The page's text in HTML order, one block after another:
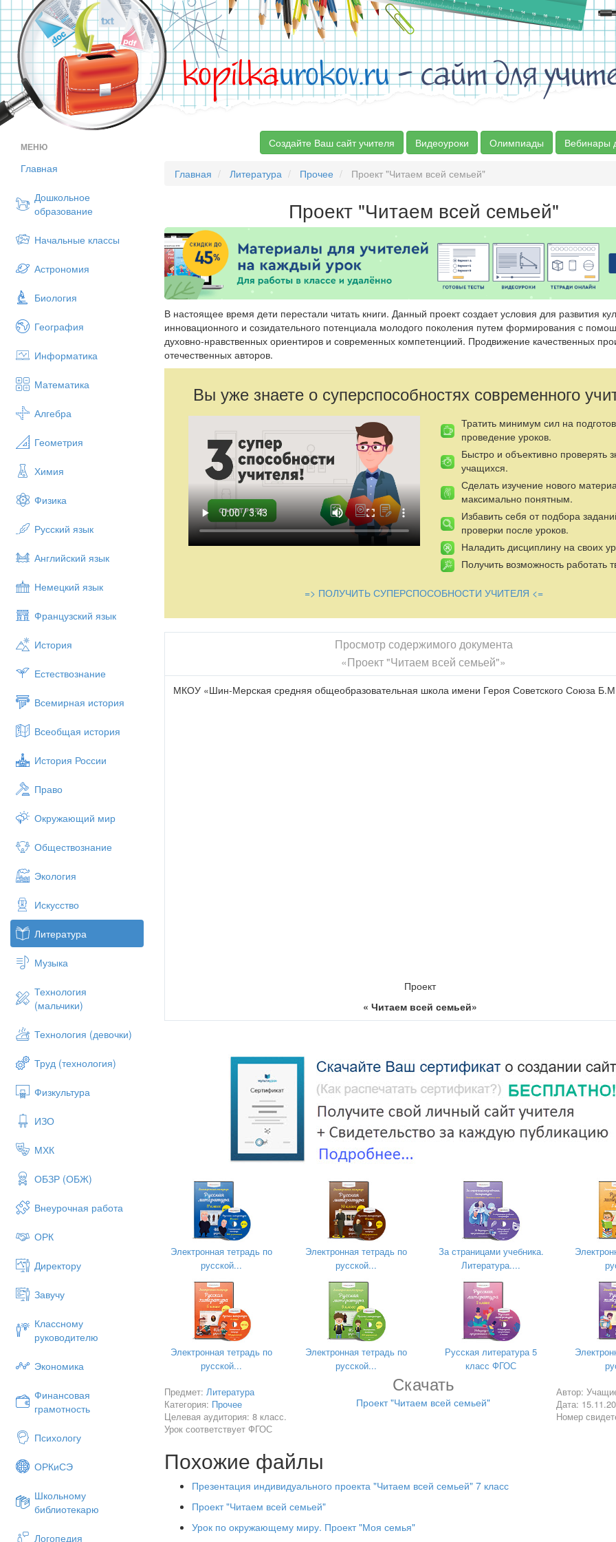
kopilkaurokov.ru- сайт для
МЕНЮ
Главная
Дошкольное
образование
Начальные классы
Астрономия
Биология
География
Информатика
Математика
Алгебра
Геометрия
Химия
Физика
Русский язык
Английский язык
Немецкий язык
Французский язык
История
Естествознание
Всемирная история
Всеобщая история
История России
Право
Окружающий мир
Обществознание
Экология
Искусство
Литература
Музыка
Технология
(мальчики)
Технология (девочки)
Труд (технология)
Физкультура
ИЗО
МХК
ОБЗР (ОБЖ)
Внеурочная работа
ОРК
Директору
Завучу
Классному
руководителю
Экономика
Финансовая
грамотность
Психологу
ОРКиСЭ
Школьному
библиотекарю
Логопедия
Создайте Ваш сайт учителя Видеоуроки Олимпиады Вебинары
Главная Литература Прочее Проект "Читаем всей семьей"
Проект "Читаем всей семьей"
В настоящее время дети перестали читать книги. Данный проект создает условия для развития
инновационного и созидательного потенциала молодого поколения путем формирования с
духовно-нравственных ориентиров и современных компетенциий. Продвижение качественных
отечественных авторов.
Вы уже знаете о суперспособностях современного
Тратить минимум сил на
проведение уроков.
Быстро и объективно проверять
учащихся.
Сделать изучение нового
максимально понятным.
Избавить себя от подбора
проверки после уроков.
Наладить дисциплину на своих
Получить возможность работать
=> ПОЛУЧИТЬ СУПЕРСПОСОБНОСТИ УЧИТЕЛЯ <=
Просмотр содержимого документа
«Проект "Читаем всей семьей"»
МКОУ «Шин-Мерская средняя общеобразовательная школа имени Героя Советского Союза
Проект
« Читаем всей семьей»
«Человек, любящий и умеющий читать- счастливый человек. Он окружен множеством
добрых и верных друзей.
Друзья эти – книги».
Автор проекта: Учащиеся 8 класса
Руководитель: Назарова А.Э.
масштаба, как и сама письменность, литература, живопись, музыка и театр.
является стратегией жизни мыслящего человека, а с другой стороны, это творческий процесс,
немалых затрат энергии для того, чтобы воспринять, понять и переработать любой текст.
чтению как процессу и стратегии необходимо обучать, ибо без этого невозможно получить
образование, сформироваться как личность в духовном и интеллектуальном плане. Книга
мир интеллектуальных и духовных ценностей, является средством гармонизации,
Электронная тетрадь по
русской...
Электронная тетрадь по
русской...
За страницами учебника.
Литература....
Электронная тетрадь по
русской...
Электронная тетрадь по
русской...
Русская литература 5
класс ФГОС
Предмет: Литература
Категория: Прочее
Целевая аудитория: 8 класс.
Урок соответствует ФГОС
Скачать
Проект "Читаем всей семьей"
Автор:
Дата:
Номер
Похожие файлы
Презентация индивидуального проекта "Читаем всей семьей" 7 класс
Проект "Читаем всей семьей"
Урок по окружающему миру. Проект "Моя семья"